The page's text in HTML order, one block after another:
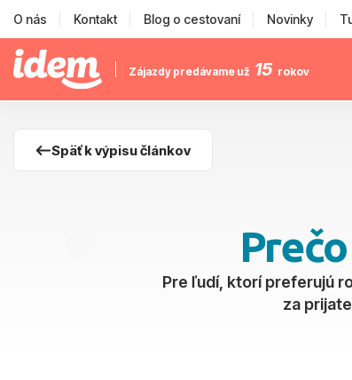
O nás Kontakt Blog o cestovaní Novinky
Zájazdy predávame už 15 rokov
Späť k výpisu článkov
Pre ľudí, ktorí preferujú
za